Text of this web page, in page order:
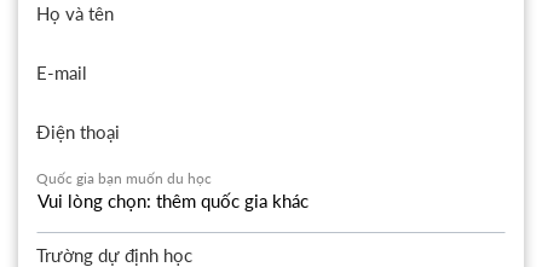
Họ và tên
E-mail
Điện thoại
Quốc gia bạn muốn du học
Trường dự định học